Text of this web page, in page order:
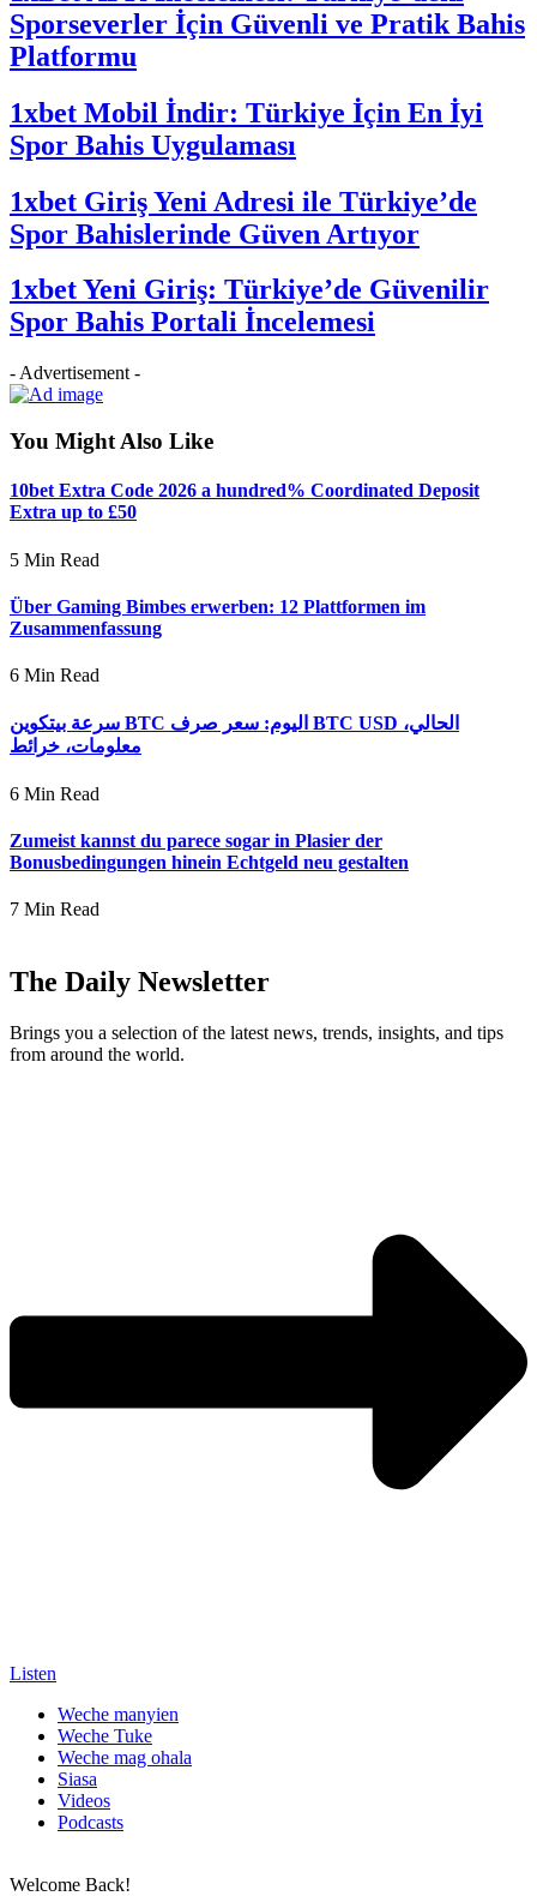
Sporseverler İçin Güvenli ve Pratik Bahis
Platformu
1xbet Mobil İndir: Türkiye İçin En İyi
Spor Bahis Uygulaması
1xbet Giriş Yeni Adresi ile Türkiye’de
Spor Bahislerinde Güven Artıyor
1xbet Yeni Giriş: Türkiye’de Güvenilir
Spor Bahis Portali İncelemesi
- Advertisement -
You Might Also Like
10bet Extra Code 2026 a hundred% Coordinated Deposit
Extra up to £50
5 Min Read
Über Gaming Bimbes erwerben: 12 Plattformen im
Zusammenfassung
6 Min Read
سرعة بيتكوين BTC اليوم: سعر صرف BTC USD الحالي،
معلومات، خرائط
6 Min Read
Zumeist kannst du parece sogar in Plasier der
Bonusbedingungen hinein Echtgeld neu gestalten
7 Min Read
The Daily Newsletter
Brings you a selection of the latest news, trends, insights, and tips
from around the world.
Listen
Weche manyien
Weche Tuke
Weche mag ohala
Siasa
Videos
Podcasts
Welcome Back!